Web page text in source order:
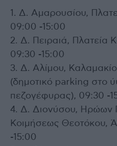
1. Δ. Αμαρουσίου,
09:00 -15:00
2. Δ. Πειραιά, Πλατεία
09:30 -15:00
3. Δ. Αλίμου,
(δημοτικό parking στο
πεζογέφυρας), 09:30 -
4. Δ. Διονύσου, Ηρώων
Κοιμήσεως Θεοτόκου,
-15:00